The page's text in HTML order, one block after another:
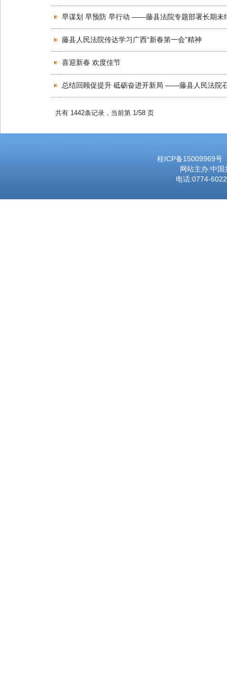
早谋划 早预防 早行动 ——藤县法院专题部署长期未
藤县人民法院传达学习广西“新春第一会”精神
喜迎新春 欢度佳节
总结回顾促提升 砥砺奋进开新局 ——藤县人民法院
共有 1442条记录，当前第 1/58 页
桂ICP备15009969号
网站主办:中
电话:0774-